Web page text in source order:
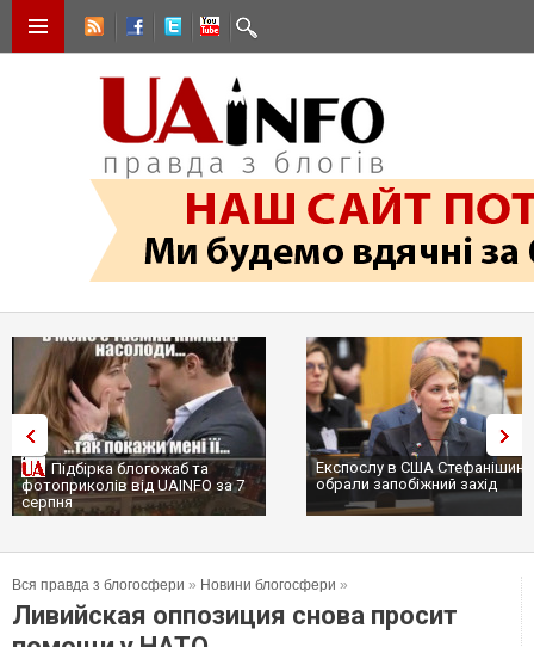
Підбірка блогожаб та
фотоприколів від UAINFO за 7
серпня
Експослу в США
обрали запобіжний захід
Вся правда з блогосфери » Новини блогосфери »
Ливийская оппозиция снова просит